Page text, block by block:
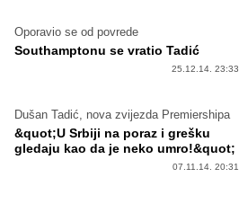
Oporavio se od povrede
Southamptonu se vratio Tadić
25.12.14. 23:33
Dušan Tadić, nova zvijezda Premiershipa
&quot;U Srbiji na poraz i grešku
gledaju kao da je neko umro!&quot;
07.11.14. 20:31